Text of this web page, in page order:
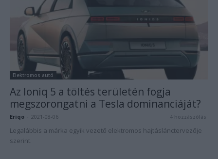
Elektromos autó
Az Ioniq 5 a töltés területén fogja
megszorongatni a Tesla dominanciáját?
Eriqo 2021-08-06 4 hozzászólás
Legalábbis a márka egyik vezető elektromos hajtáslánctervezője
szerint.